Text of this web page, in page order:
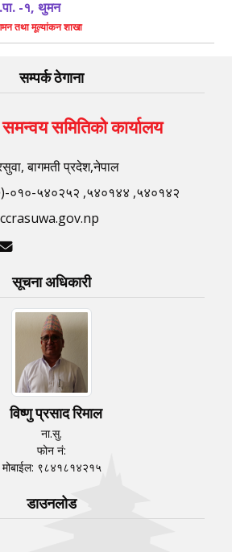
-१, थुमन
तथा मूल्यांकन शाखा
सम्पर्क ठेगाना
समितिको कार्यालय
बागमती प्रदेश,नेपाल
०१०-५४०२५२ ,५४०१४४ ,५४०१४२
सूचना अधिकारी
विष्णु प्रसाद रिमाल
ना.सु.
फोन नं:
मोबाईल: ९८४१८१४२१५
डाउनलोड